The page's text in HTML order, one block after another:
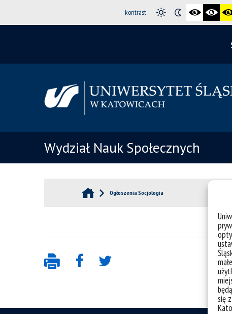
się
kontrast
Wydział Nauk Społecznych
Ogłoszenia Socjologia